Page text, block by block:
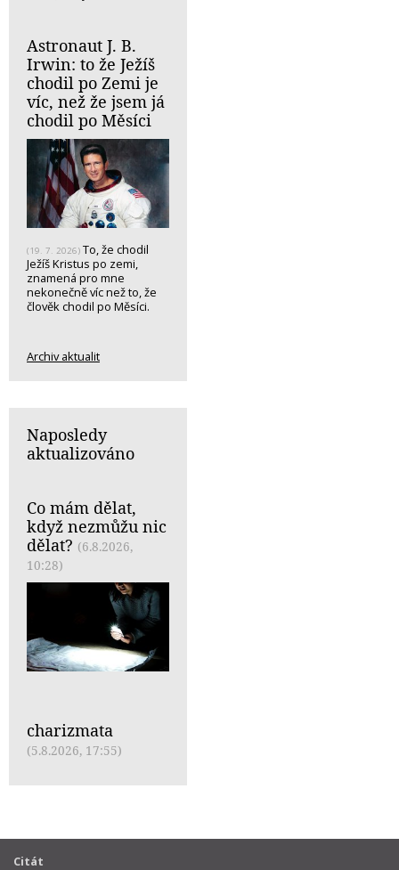
Astronaut J. B.
Irwin: to že Ježíš
chodil po Zemi je
víc, než že jsem já
chodil po Měsíci
(19. 7. 2026) To, že chodil
Ježíš Kristus po zemi,
znamená pro mne
nekonečně víc než to, že
člověk chodil po Měsíci.
Archiv aktualit
Naposledy
aktualizováno
Co mám dělat,
když nezmůžu nic
dělat? (6.8.2026,
10:28)
charizmata
(5.8.2026, 17:55)
Citát